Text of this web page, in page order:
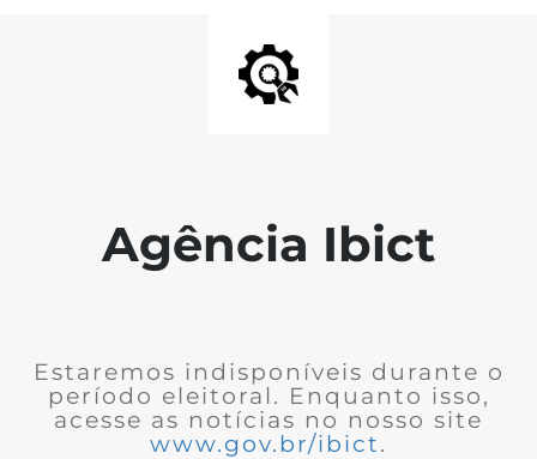
Agência Ibict
Estaremos indisponíveis durante o
período eleitoral. Enquanto isso,
acesse as notícias no nosso site
www.gov.br/ibict.